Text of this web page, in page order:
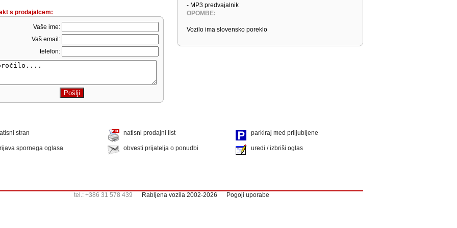
s prodajalcem:
Vaše ime:
Vaš email:
telefon:
- MP3 predvajalnik
OPOMBE:
Vozilo ima slovensko poreklo
stran natisni prodajni list parkiraj med priljubljene
spornega oglasa obvesti prijatelja o ponudbi uredi / izbriši oglas
tel.: +386 31 578 439 Rabljena vozila 2002-2026 Pogoji uporabe